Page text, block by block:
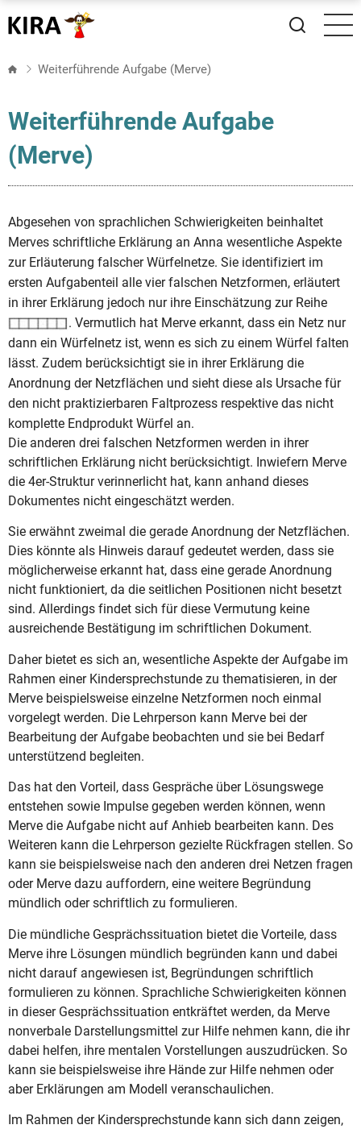
zum
Weiterführende Aufgabe (Merve)
Weiterführende Aufgabe
(Merve)
Abgesehen von sprachlichen Schwierigkeiten beinhaltet
Merves schriftliche Erklärung an Anna wesentliche Aspekte
zur Erläuterung falscher Würfelnetze. Sie identifiziert im
ersten Aufgabenteil alle vier falschen Netzformen, erläutert
in ihrer Erklärung jedoch nur ihre Einschätzung zur Reihe
. Vermutlich hat Merve erkannt, dass ein Netz nur
dann ein Würfelnetz ist, wenn es sich zu einem Würfel falten
lässt. Zudem berücksichtigt sie in ihrer Erklärung die
Anordnung der Netzflächen und sieht diese als Ursache für
den nicht praktizierbaren Faltprozess respektive das nicht
komplette Endprodukt Würfel an.
Die anderen drei falschen Netzformen werden in ihrer
schriftlichen Erklärung nicht berücksichtigt. Inwiefern Merve
die 4er-Struktur verinnerlicht hat, kann anhand dieses
Dokumentes nicht eingeschätzt werden.
Sie erwähnt zweimal die gerade Anordnung der Netzflächen.
Dies könnte als Hinweis darauf gedeutet werden, dass sie
möglicherweise erkannt hat, dass eine gerade Anordnung
nicht funktioniert, da die seitlichen Positionen nicht besetzt
sind. Allerdings findet sich für diese Vermutung keine
ausreichende Bestätigung im schriftlichen Dokument.
Daher bietet es sich an, wesentliche Aspekte der Aufgabe im
Rahmen einer Kindersprechstunde zu thematisieren, in der
Merve beispielsweise einzelne Netzformen noch einmal
vorgelegt werden. Die Lehrperson kann Merve bei der
Bearbeitung der Aufgabe beobachten und sie bei Bedarf
unterstützend begleiten.
Das hat den Vorteil, dass Gespräche über Lösungswege
entstehen sowie Impulse gegeben werden können, wenn
Merve die Aufgabe nicht auf Anhieb bearbeiten kann. Des
Weiteren kann die Lehrperson gezielte Rückfragen stellen. So
kann sie beispielsweise nach den anderen drei Netzen fragen
oder Merve dazu auffordern, eine weitere Begründung
mündlich oder schriftlich zu formulieren.
Die mündliche Gesprächssituation bietet die Vorteile, dass
Merve ihre Lösungen mündlich begründen kann und dabei
nicht darauf angewiesen ist, Begründungen schriftlich
formulieren zu können. Sprachliche Schwierigkeiten können
in dieser Gesprächssituation entkräftet werden, da Merve
nonverbale Darstellungsmittel zur Hilfe nehmen kann, die ihr
dabei helfen, ihre mentalen Vorstellungen auszudrücken. So
kann sie beispielsweise ihre Hände zur Hilfe nehmen oder
aber Erklärungen am Modell veranschaulichen.
Im Rahmen der Kindersprechstunde kann sich dann zeigen,